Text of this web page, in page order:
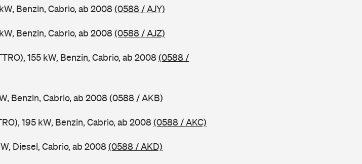
Benzin, Cabrio, ab 2008(0588 / AJY)
Benzin, Cabrio, ab 2008(0588 / AJZ)
155 kW, Benzin, Cabrio, ab 2008(0588 /
Benzin, Cabrio, ab 2008(0588 / AKB)
195 kW, Benzin, Cabrio, ab 2008(0588 / AKC)
Diesel, Cabrio, ab 2008(0588 / AKD)